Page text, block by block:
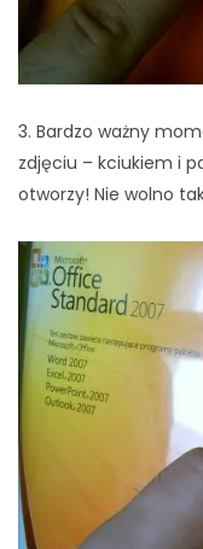
3. Bardzo ważny
zdjęciu – kciukiem i
otworzy! Nie wolno